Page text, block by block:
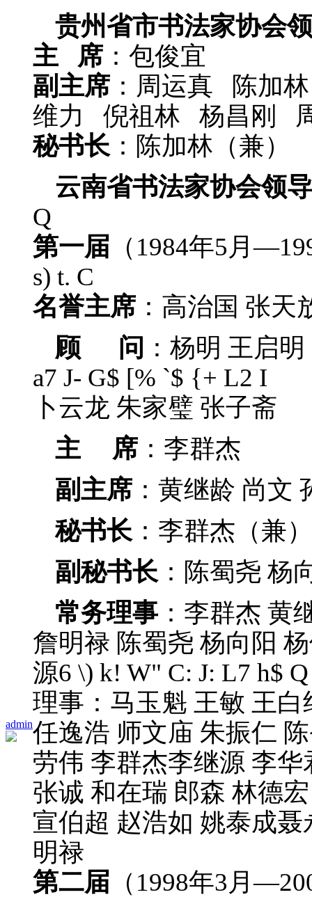
admin
贵州省市书法家协会
主 席 ：包俊宜
副主席 ：周运真 陈加
维力 倪祖林 杨昌刚
秘书长 ：陈加林（兼）
云南省书法家协会领
Q
第一届 （1984年5月
s) t. C
名誉主席 ：高治国 张天
顾 问 ：杨明 王启
a7 J- G$ [% `$ {+ L2 I
卜云龙 朱家璧 张子斋
主 席 ：李群杰
副主席 ：黄继龄 尚文
秘书长 ：李群杰（兼）
副秘书长 ：陈蜀尧 杨
常务理事 ：李群杰 黄
詹明禄 陈蜀尧 杨向阳
源6 \) k! W" C: J: L7 h$ Q
理事：马玉魁 王敏 王
任逸浩 师文庙 朱振仁
劳伟 李群杰李继源 李
张诚 和在瑞 郎森 林德
宣伯超 赵浩如 姚泰成
明禄
第二届 （1998年3月